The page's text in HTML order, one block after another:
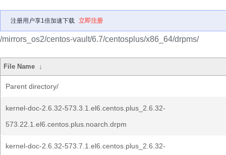
注册用户享1倍加速下载 立即注册
/mirrors_os2/centos-vault/6.7/centosplus/x86_64/drpms/
File Name ↓
Parent directory/
kernel-doc-2.6.32-573.3.1.el6.centos.plus_2.6.32-
573.22.1.el6.centos.plus.noarch.drpm
kernel-doc-2.6.32-573.7.1.el6.centos.plus_2.6.32-